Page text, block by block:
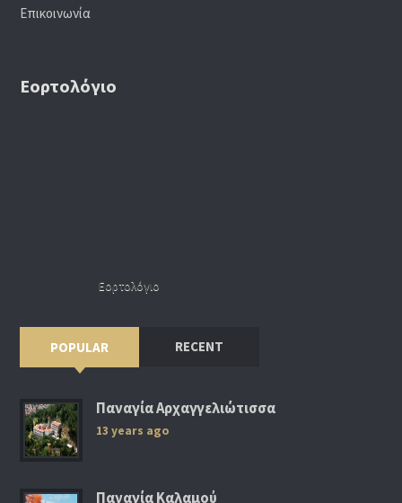
Επικοινωνία
Εορτολόγιο
Εορτολόγιο
POPULAR RECENT
Παναγία Αρχαγγελιώτισσα
13 years ago
Παναγία Καλαμού